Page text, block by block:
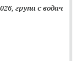
група с водач